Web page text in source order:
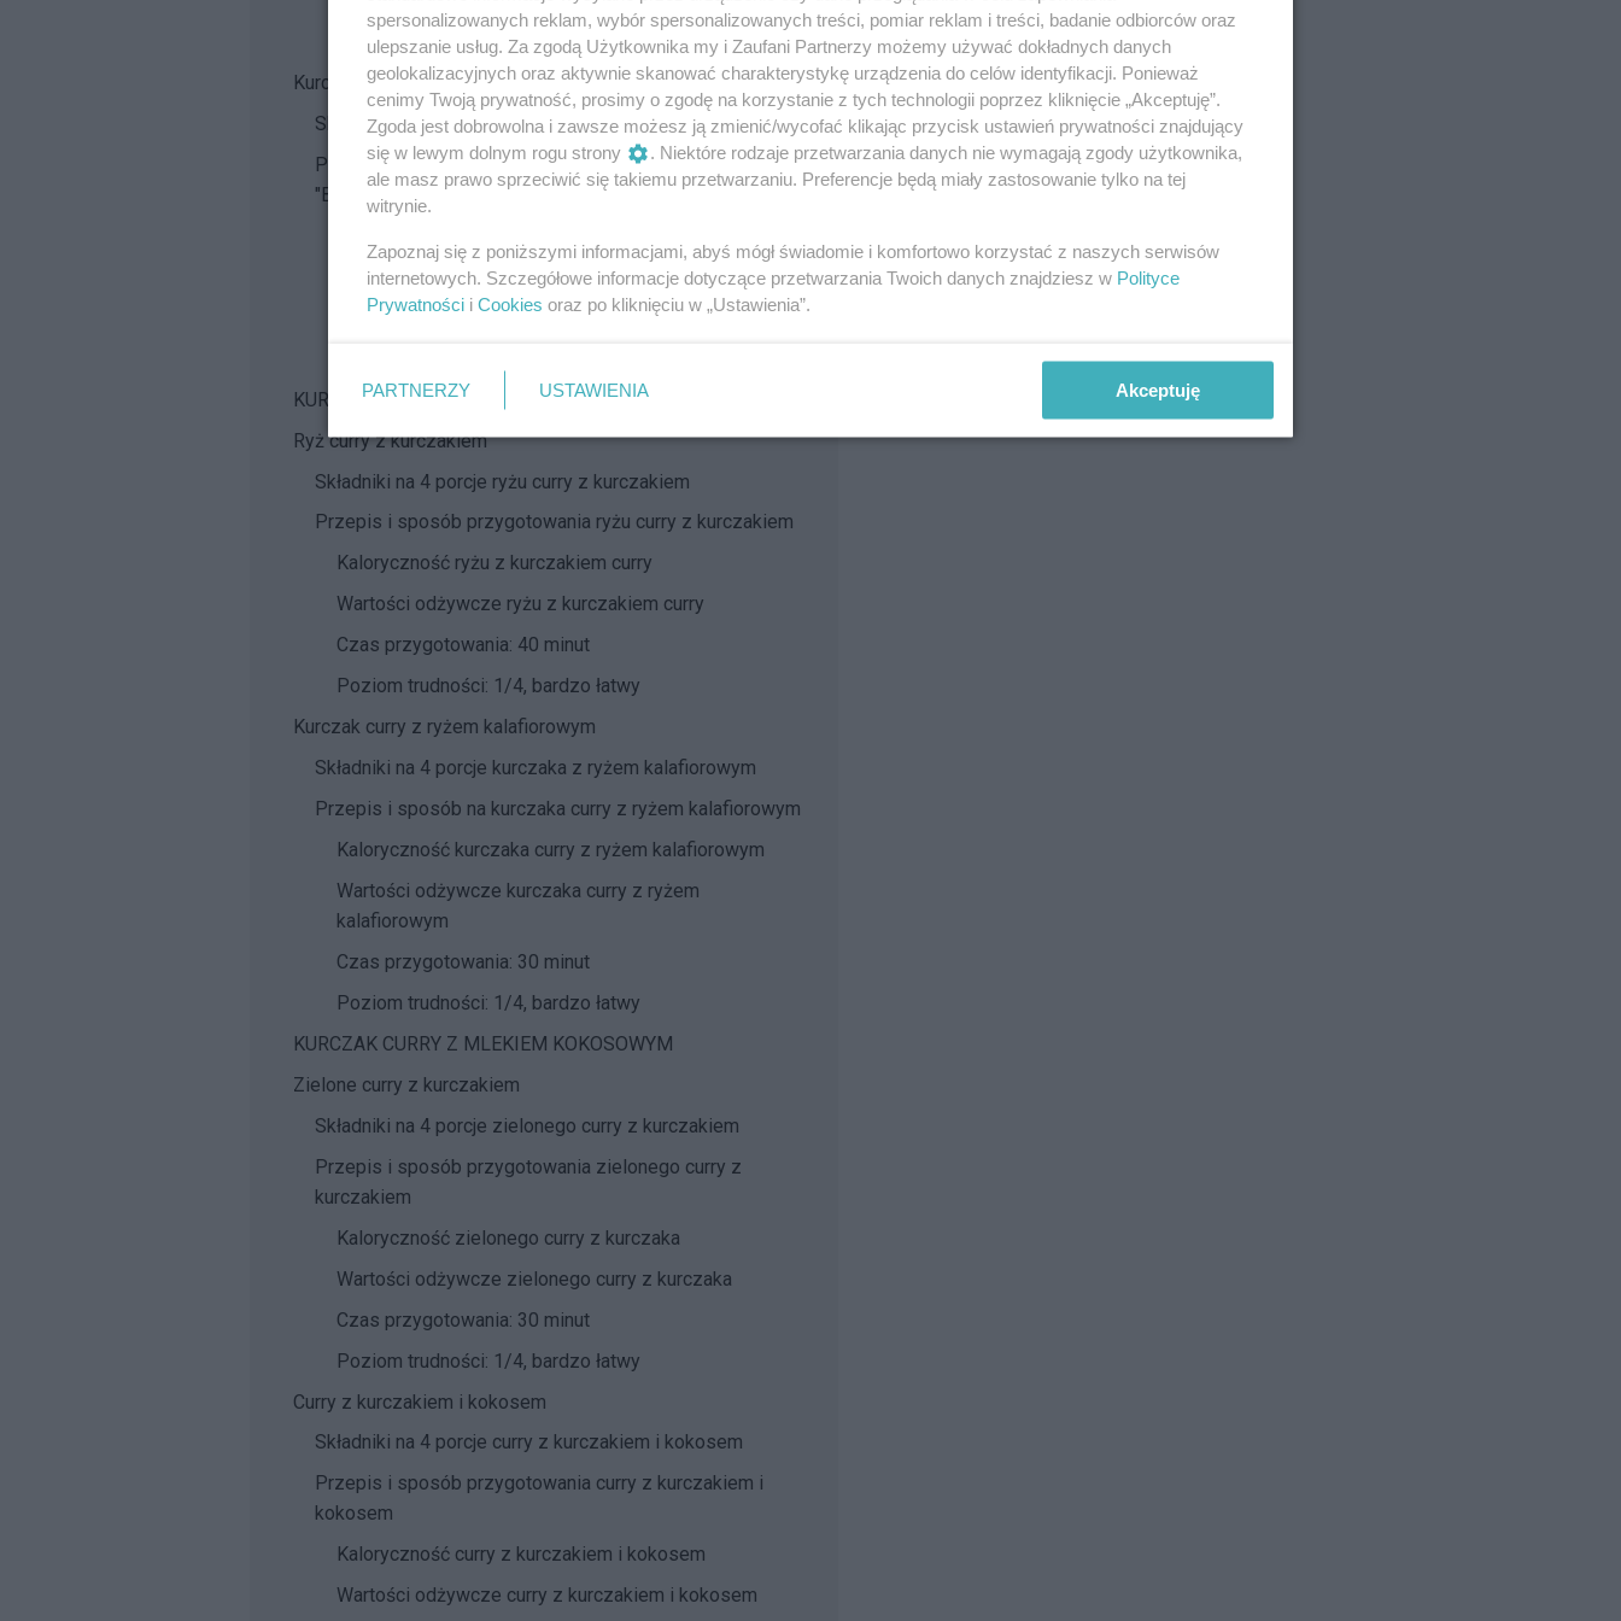
Poziom trudności: 1/4, bardzo łatwy
Kurczak w sosie curry "Bollywood"
Składniki na 4 porcje kurczaka w sosie curry "Bollywood"
Przepis i sposób przygotowania kurczaka w sosie curry
"Bollywood"
Wartości odżywcze kurczaka w sosie curry "Bollywood"
Czas przygotowania: 60 minut
KURCZAK CURRY Z RYŻEM
Ryż curry z kurczakiem
Składniki na 4 porcje ryżu curry z kurczakiem
Przepis i sposób przygotowania ryżu curry z kurczakiem
Kaloryczność ryżu z kurczakiem curry
Wartości odżywcze ryżu z kurczakiem curry
Czas przygotowania: 40 minut
Poziom trudności: 1/4, bardzo łatwy
Kurczak curry z ryżem kalafiorowym
Składniki na 4 porcje kurczaka z ryżem kalafiorowym
Przepis i sposób na kurczaka curry z ryżem kalafiorowym
Kaloryczność kurczaka curry z ryżem kalafiorowym
Wartości odżywcze kurczaka curry z ryżem
kalafiorowym
Czas przygotowania: 30 minut
Poziom trudności: 1/4, bardzo łatwy
KURCZAK CURRY Z MLEKIEM KOKOSOWYM
Zielone curry z kurczakiem
Składniki na 4 porcje zielonego curry z kurczakiem
Przepis i sposób przygotowania zielonego curry z
kurczakiem
Kaloryczność zielonego curry z kurczaka
Wartości odżywcze zielonego curry z kurczaka
Czas przygotowania: 30 minut
Poziom trudności: 1/4, bardzo łatwy
Curry z kurczakiem i kokosem
Składniki na 4 porcje curry z kurczakiem i kokosem
Przepis i sposób przygotowania curry z kurczakiem i
kokosem
Kaloryczność curry z kurczakiem i kokosem
Wartości odżywcze curry z kurczakiem i kokosem
spersonalizowanych reklam, wybór spersonalizowanych treści, pomiar reklam i treści, badanie odbiorców oraz
ulepszanie usług. Za zgodą Użytkownika my i Zaufani Partnerzy możemy używać dokładnych danych
geolokalizacyjnych oraz aktywnie skanować charakterystykę urządzenia do celów identyfikacji. Ponieważ
cenimy Twoją prywatność, prosimy o zgodę na korzystanie z tych technologii poprzez kliknięcie „Akceptuję”.
Zgoda jest dobrowolna i zawsze możesz ją zmienić/wycofać klikając przycisk ustawień prywatności znajdujący
się w lewym dolnym rogu strony
. Niektóre rodzaje przetwarzania danych nie wymagają zgody użytkownika,
ale masz prawo sprzeciwić się takiemu przetwarzaniu. Preferencje będą miały zastosowanie tylko na tej
witrynie.
Zapoznaj się z poniższymi informacjami, abyś mógł świadomie i komfortowo korzystać z naszych serwisów
internetowych. Szczegółowe informacje dotyczące przetwarzania Twoich danych znajdziesz w Polityce
Prywatności i Cookies oraz po kliknięciu w „Ustawienia”.
PARTNERZY USTAWIENIA Akceptuję